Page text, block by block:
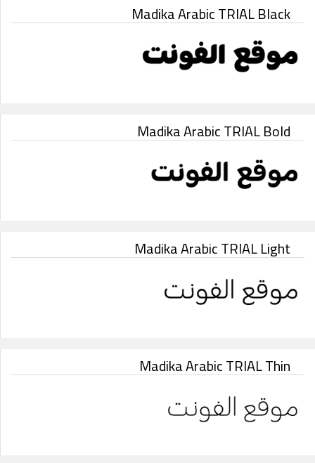
Madika Arabic TRIAL Black
Madika Arabic TRIAL Bold
Madika Arabic TRIAL Light
Madika Arabic TRIAL Thin